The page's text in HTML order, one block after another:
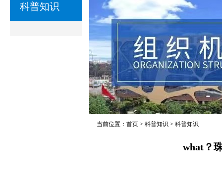
科普知识
当前位置： 首页 > 科普知识 > 科普知识
what？